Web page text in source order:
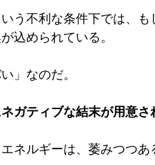
う不利な条件下では、も
込められている。
」なのだ。
ガティブな結末が用意さ
ネルギーは、萎みつつあ